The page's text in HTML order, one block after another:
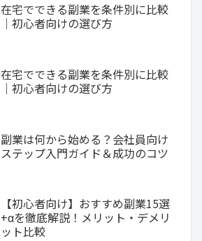
在宅でできる副業を条件別に比較
｜初心者向けの選び方
在宅でできる副業を条件別に比較
｜初心者向けの選び方
副業は何から始める？会社員向け
ステップ入門ガイド＆成功のコツ
【初心者向け】おすすめ副業15選
+αを徹底解説！メリット・デメリ
ット比較